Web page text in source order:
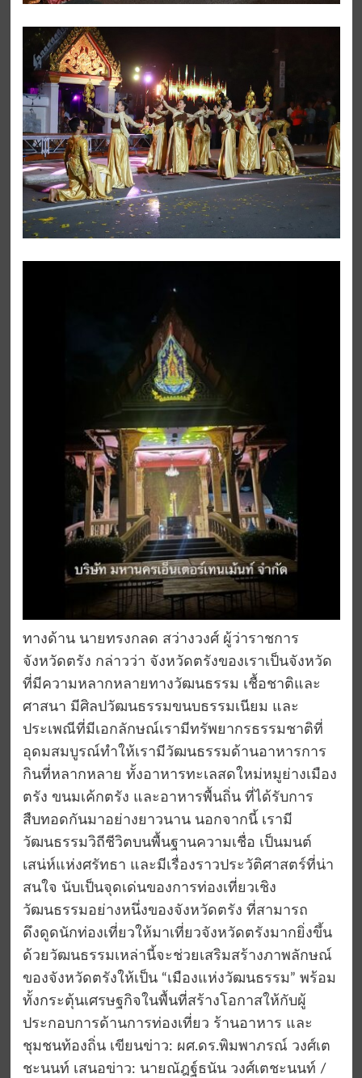
ทางด้าน นายทรงกลด สว่างวงศ์ ผู้ว่าราชการ
จังหวัดตรัง กล่าวว่า จังหวัดตรังของเราเป็นจังหวัด
ที่มีความหลากหลายทางวัฒนธรรม เชื้อชาติและ
ศาสนา มีศิลปวัฒนธรรมขนบธรรมเนียม และ
ประเพณีที่มีเอกลักษณ์เรามีทรัพยากรธรรมชาติที่
อุดมสมบูรณ์ทำให้เรามีวัฒนธรรมด้านอาหารการ
กินที่หลากหลาย ทั้งอาหารทะเลสดใหม่หมูย่างเมือง
ตรัง ขนมเค้กตรัง และอาหารพื้นถิ่น ที่ได้รับการ
สืบทอดกันมาอย่างยาวนาน นอกจากนี้ เรามี
วัฒนธรรมวิถีชีวิตบนพื้นฐานความเชื่อ เป็นมนต์
เสน่ห์แห่งศรัทธา และมีเรื่องราวประวัติศาสตร์ที่น่า
สนใจ นับเป็นจุดเด่นของการท่องเที่ยวเชิง
วัฒนธรรมอย่างหนึ่งของจังหวัดตรัง ที่สามารถ
ดึงดูดนักท่องเที่ยวให้มาเที่ยวจังหวัดตรังมากยิ่งขึ้น
ด้วยวัฒนธรรมเหล่านี้จะช่วยเสริมสร้างภาพลักษณ์
ของจังหวัดตรังให้เป็น “เมืองแห่งวัฒนธรรม” พร้อม
ทั้งกระตุ้นเศรษฐกิจในพื้นที่สร้างโอกาสให้กับผู้
ประกอบการด้านการท่องเที่ยว ร้านอาหาร และ
ชุมชนท้องถิ่น เขียนข่าว: ผศ.ดร.พิมพาภรณ์ วงศ์เต
ชะนนท์ เสนอข่าว: นายณัฎฐ์ธนัน วงศ์เตชะนนท์ /